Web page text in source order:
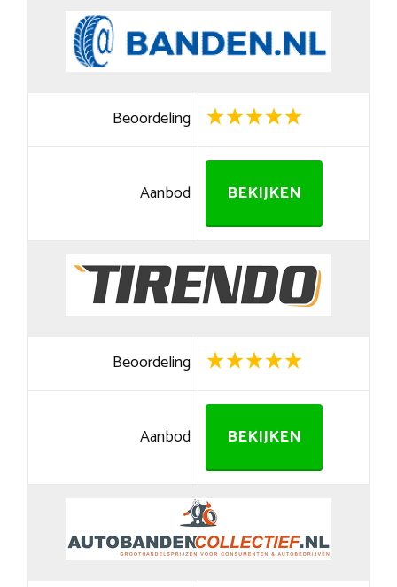
Beoordeling
Aanbod BEKIJKEN
Beoordeling
Aanbod BEKIJKEN